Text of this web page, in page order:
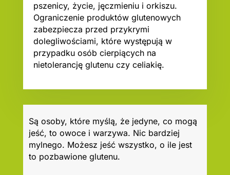
pszenicy, życie, jęczmieniu i orkiszu.
Ograniczenie produktów glutenowych
zabezpiecza przed przykrymi
dolegliwościami, które występują w
przypadku osób cierpiących na
nietolerancję glutenu czy celiakię.
Są osoby, które myślą, że jedyne, co mogą
jeść, to owoce i warzywa. Nic bardziej
mylnego. Możesz jeść wszystko, o ile jest
to pozbawione glutenu.